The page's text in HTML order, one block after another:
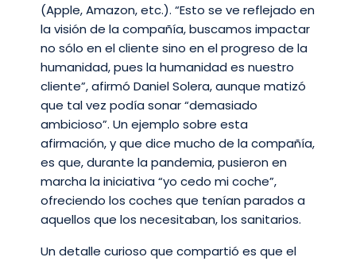
(Apple, Amazon, etc.). “Esto se ve reflejado en
la visión de la compañía, buscamos impactar
no sólo en el cliente sino en el progreso de la
humanidad, pues la humanidad es nuestro
cliente”, afirmó Daniel Solera, aunque matizó
que tal vez podía sonar “demasiado
ambicioso”. Un ejemplo sobre esta
afirmación, y que dice mucho de la compañía,
es que, durante la pandemia, pusieron en
marcha la iniciativa “yo cedo mi coche”,
ofreciendo los coches que tenían parados a
aquellos que los necesitaban, los sanitarios.
Un detalle curioso que compartió es que el